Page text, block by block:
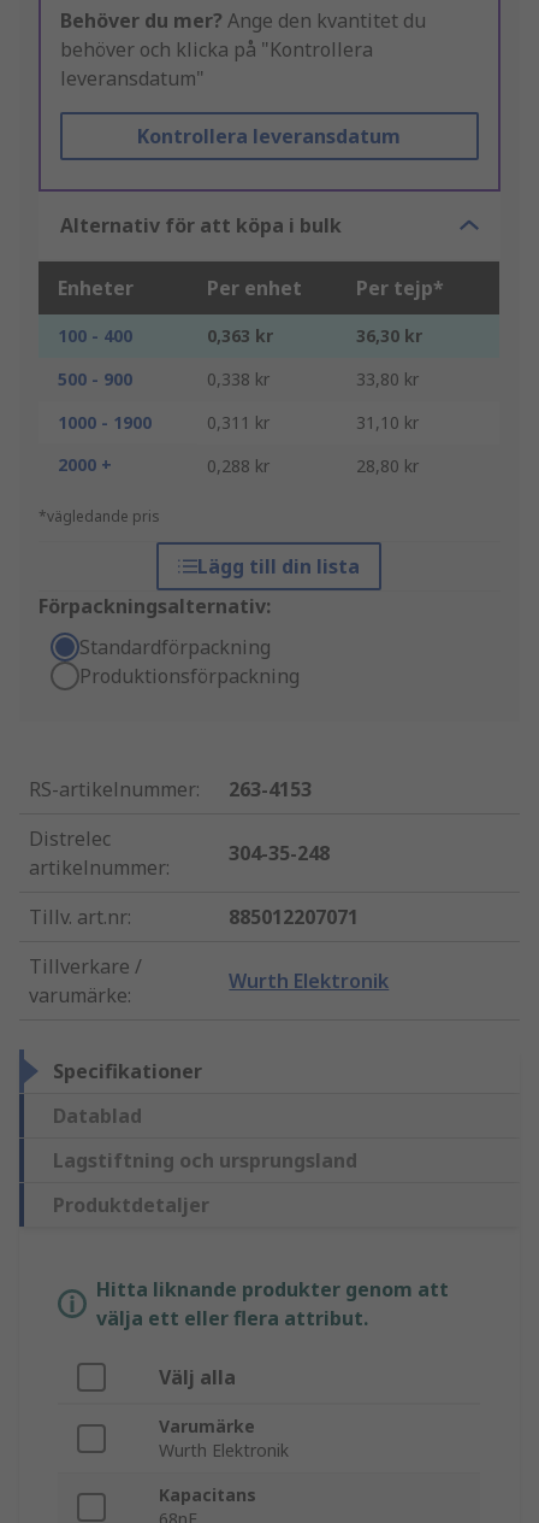
Behöver du mer? Ange den kvantitet du
behöver och klicka på "Kontrollera
leveransdatum"
Kontrollera leveransdatum
Alternativ för att köpa i bulk
Enheter Per enhet Per tejp*
100 - 400 0,363 kr
36,30 kr
500 - 900
0,338 kr
33,80 kr
1000 - 1900
0,311 kr
31,10 kr
2000 +
0,288 kr 28,80 kr
*vägledande pris
Lägg till din lista
Förpackningsalternativ:
Standardförpackning
Produktionsförpackning
RS-artikelnummer:
263-4153
Distrelec
artikelnummer:
304-35-248
Tillv. art.nr:
885012207071
Tillverkare /
varumärke:
Wurth Elektronik
Specifikationer
Datablad
Lagstiftning och ursprungsland
Produktdetaljer
Hitta liknande produkter genom att
välja ett eller flera attribut.
Välj alla
Varumärke
Wurth Elektronik
Kapacitans